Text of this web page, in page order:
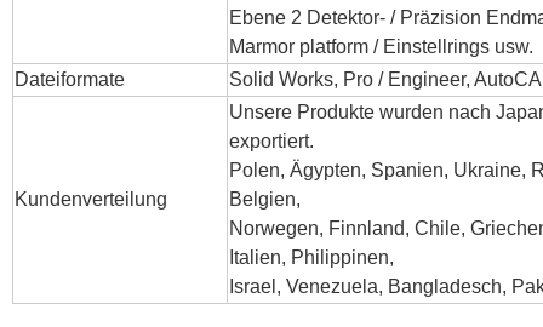
Ebene 2 Detektor- / Präzision
Marmor platform / Einstellrings usw.
Dateiformate
Solid Works, Pro / Engineer,
Kundenverteilung
Unsere Produkte wurden nach
exportiert.
Polen, Ägypten, Spanien, Ukraine,
Belgien,
Norwegen, Finnland, Chile,
Italien, Philippinen,
Israel, Venezuela, Bangladesch,